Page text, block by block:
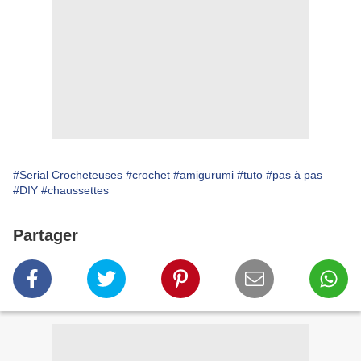
#Serial Crocheteuses #crochet #amigurumi #tuto #pas à pas
#DIY #chaussettes
Partager